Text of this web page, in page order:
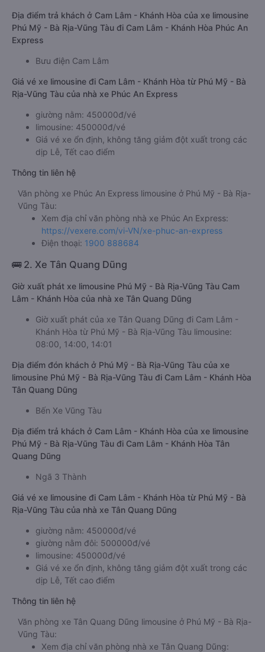
Địa điểm trả khách ở Cam Lâm - Khánh Hòa của xe limousine
Phú Mỹ - Bà Rịa-Vũng Tàu đi Cam Lâm - Khánh Hòa Phúc An
Express
Bưu điện Cam Lâm
Giá vé xe limousine đi Cam Lâm - Khánh Hòa từ Phú Mỹ - Bà
Rịa-Vũng Tàu của nhà xe Phúc An Express
giường nằm: 450000đ/vé
limousine: 450000đ/vé
Giá vé xe ổn định, không tăng giảm đột xuất trong các
dịp Lễ, Tết cao điểm
Thông tin liên hệ
Văn phòng xe Phúc An Express limousine ở Phú Mỹ - Bà Rịa-
Vũng Tàu:
Xem địa chỉ văn phòng nhà xe Phúc An Express:
https://vexere.com/vi-VN/xe-phuc-an-express
Điện thoại: 1900 888684
🚌 2. Xe Tân Quang Dũng
Giờ xuất phát xe limousine Phú Mỹ - Bà Rịa-Vũng Tàu Cam
Lâm - Khánh Hòa của nhà xe Tân Quang Dũng
Giờ xuất phát của xe Tân Quang Dũng đi Cam Lâm -
Khánh Hòa từ Phú Mỹ - Bà Rịa-Vũng Tàu limousine:
08:00, 14:00, 14:01
Địa điểm đón khách ở Phú Mỹ - Bà Rịa-Vũng Tàu của xe
limousine Phú Mỹ - Bà Rịa-Vũng Tàu đi Cam Lâm - Khánh Hòa
Tân Quang Dũng
Bến Xe Vũng Tàu
Địa điểm trả khách ở Cam Lâm - Khánh Hòa của xe limousine
Phú Mỹ - Bà Rịa-Vũng Tàu đi Cam Lâm - Khánh Hòa Tân
Quang Dũng
Ngã 3 Thành
Giá vé xe limousine đi Cam Lâm - Khánh Hòa từ Phú Mỹ - Bà
Rịa-Vũng Tàu của nhà xe Tân Quang Dũng
giường nằm: 450000đ/vé
giường nằm đôi: 500000đ/vé
limousine: 450000đ/vé
Giá vé xe ổn định, không tăng giảm đột xuất trong các
dịp Lễ, Tết cao điểm
Thông tin liên hệ
Văn phòng xe Tân Quang Dũng limousine ở Phú Mỹ - Bà Rịa-
Vũng Tàu:
Xem địa chỉ văn phòng nhà xe Tân Quang Dũng: